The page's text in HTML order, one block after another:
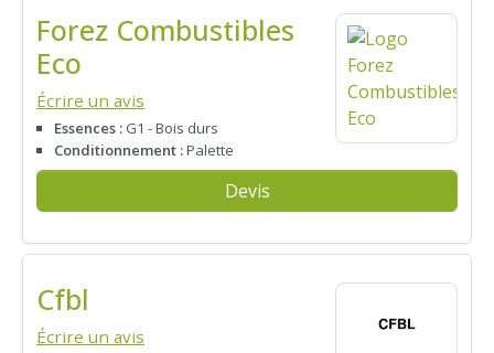
Forez Combustibles
Eco
Écrire un avis
Essences : G1 - Bois durs
Conditionnement :Palette
Devis
Cfbl
Écrire un avis